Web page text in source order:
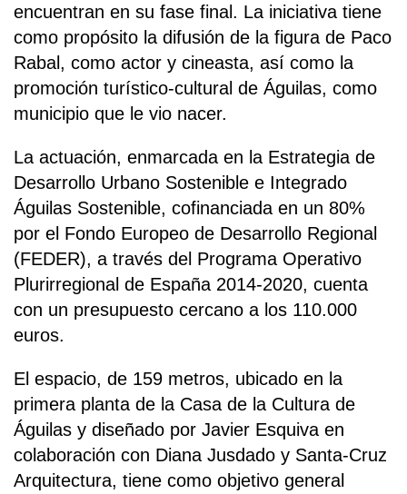
encuentran en su fase final. La iniciativa tiene
como propósito la difusión de la figura de Paco
Rabal, como actor y cineasta, así como la
promoción turístico-cultural de Águilas, como
municipio que le vio nacer.
La actuación, enmarcada en la Estrategia de
Desarrollo Urbano Sostenible e Integrado
Águilas Sostenible, cofinanciada en un 80%
por el Fondo Europeo de Desarrollo Regional
(FEDER), a través del Programa Operativo
Plurirregional de España 2014-2020, cuenta
con un presupuesto cercano a los 110.000
euros.
El espacio, de 159 metros, ubicado en la
primera planta de la Casa de la Cultura de
Águilas y diseñado por Javier Esquiva en
colaboración con Diana Jusdado y Santa-Cruz
Arquitectura, tiene como objetivo general